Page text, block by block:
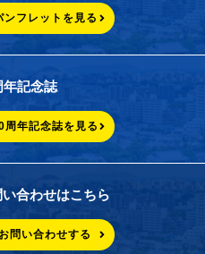
ンフレットを見る
年記念誌
周年記念誌を見る
い合わせはこちら
お問い合わせする